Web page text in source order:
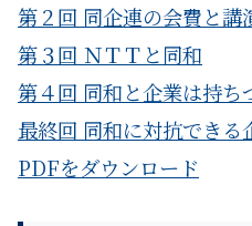
第２回 同企連の会費と講
第３回 ＮＴＴと同和
第４回 同和と企業は持ち
最終回 同和に対抗できる
PDFをダウンロード